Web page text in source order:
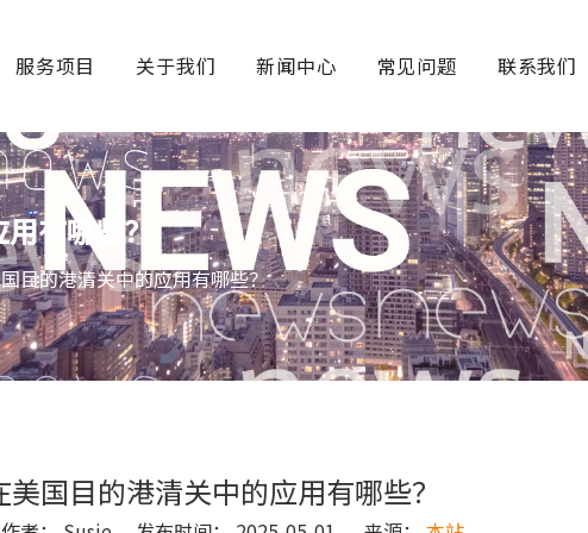
服务项目 关于我们 新闻中心 常见问题 联系我们
有哪些？
目的港清关中的应用有哪些？
国目的港清关中的应用有哪些？